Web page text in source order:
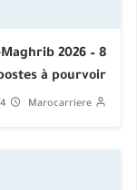
2026 – 8
à pourvoir
Marocarriere